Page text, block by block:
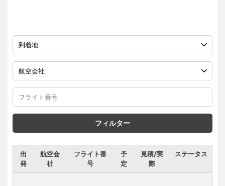
フィルター
出
発
航空会
社
フライト番
号
予
定
見積/実
際
ステータス